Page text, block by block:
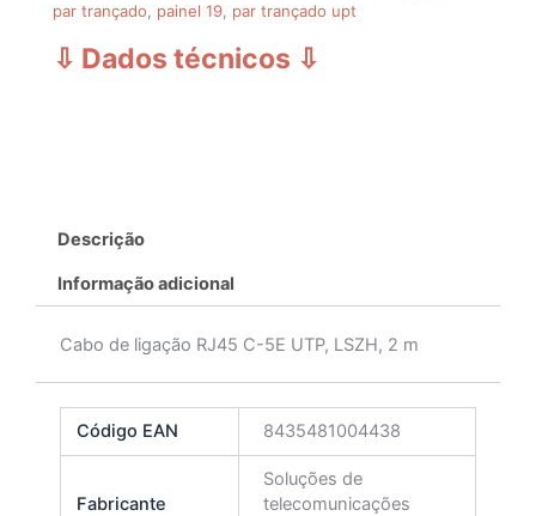
par trançado, painel 19, par trançado upt
⇩ Dados técnicos ⇩
Descrição
Informação adicional
Cabo de ligação RJ45 C-5E UTP, LSZH, 2 m
Código EAN 8435481004438
Fabricante
Soluções de
telecomunicações